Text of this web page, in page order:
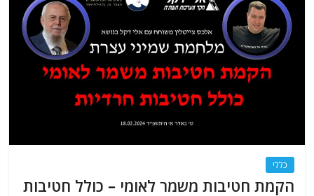
כללי
הקמת חטיבות משמר לאומי – כולל חטיבות